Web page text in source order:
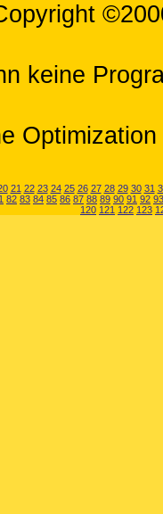
keine
21 22 23 24 25 26 27 28 29 30 31
82 83 84 85 86 87 88 89 90 91 92 93
120 121 122 123